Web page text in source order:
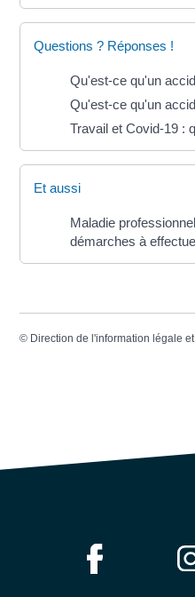
Questions ? Réponses !
Qu'est-ce qu'un
Qu'est-ce qu'un
Travail et Covid-19 :
Et aussi
Maladie
démarches à
© Direction de l'information légale